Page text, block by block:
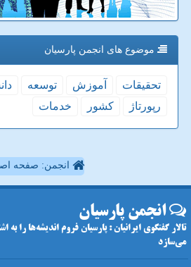
موضوع های انجمن پارسیان
تحقیقات آموزش توسعه
رپورتاژ
كشور خدمات
انجمن: صفحه
انجمن پارسیان
تالار گفتگوی ایرانیان : پارسیان فروم اندیشه‌ها را
می‌سازد